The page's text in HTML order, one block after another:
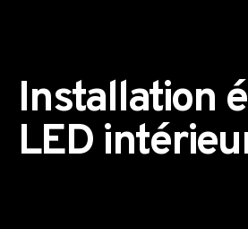
Installation
LED